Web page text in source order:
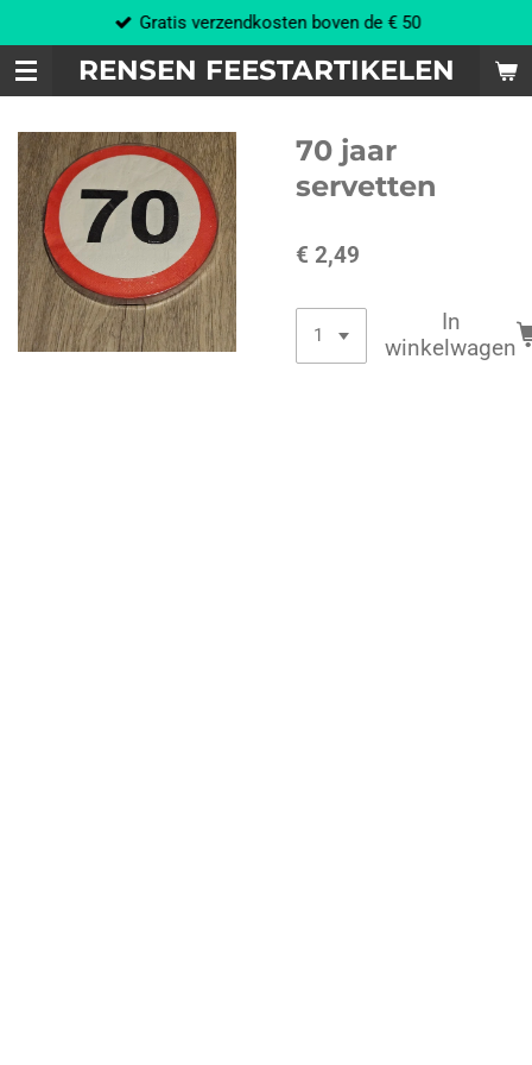
direct
naar
de
hoofdinhoud
RENSEN FEESTARTIKELEN
Gratis verzendkosten boven de € 50
70 jaar
servetten
€ 2,49
In
winkelwagen